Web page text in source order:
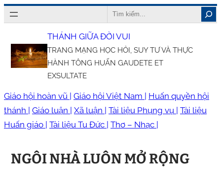
Chuyển
đến
nội
dung
Search
THÁNH GIỮA ĐỜI VUI
TRANG MẠNG HỌC HỎI, SUY TƯ VÀ THỰC
HÀNH TÔNG HUẤN GAUDETE ET
EXSULTATE
Giáo hội hoàn vũ | Giáo hội Việt Nam | Huấn quyền hội
thánh | Giáo luận | Xã luận | Tài liệu Phụng vụ | Tài liệu
Huấn giáo | Tài liệu Tu Đức | Thơ – Nhạc |
NGÔI NHÀ LUÔN MỞ RỘNG